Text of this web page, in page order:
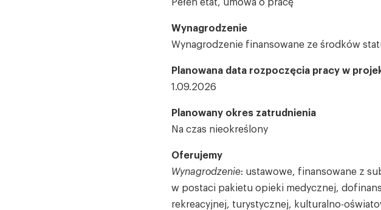
Pełen etat, umowa o pracę
Wynagrodzenie
Wynagrodzenie finansowane ze środków
Planowana data rozpoczęcia pracy w
1.09.2026
Planowany okres zatrudnienia
Na czas nieokreślony
Oferujemy
Wynagrodzenie: ustawowe, finansowane z
w postaci pakietu opieki medycznej,
rekreacyjnej, turystycznej, kulturalno-